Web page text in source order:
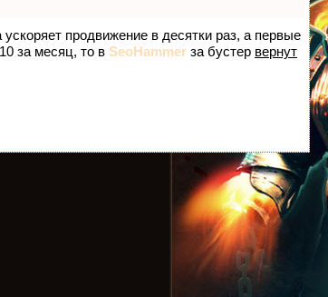
ускоряет продвижение в десятки раз, а первые
за месяц, то в SeoHammer за бустер вернут